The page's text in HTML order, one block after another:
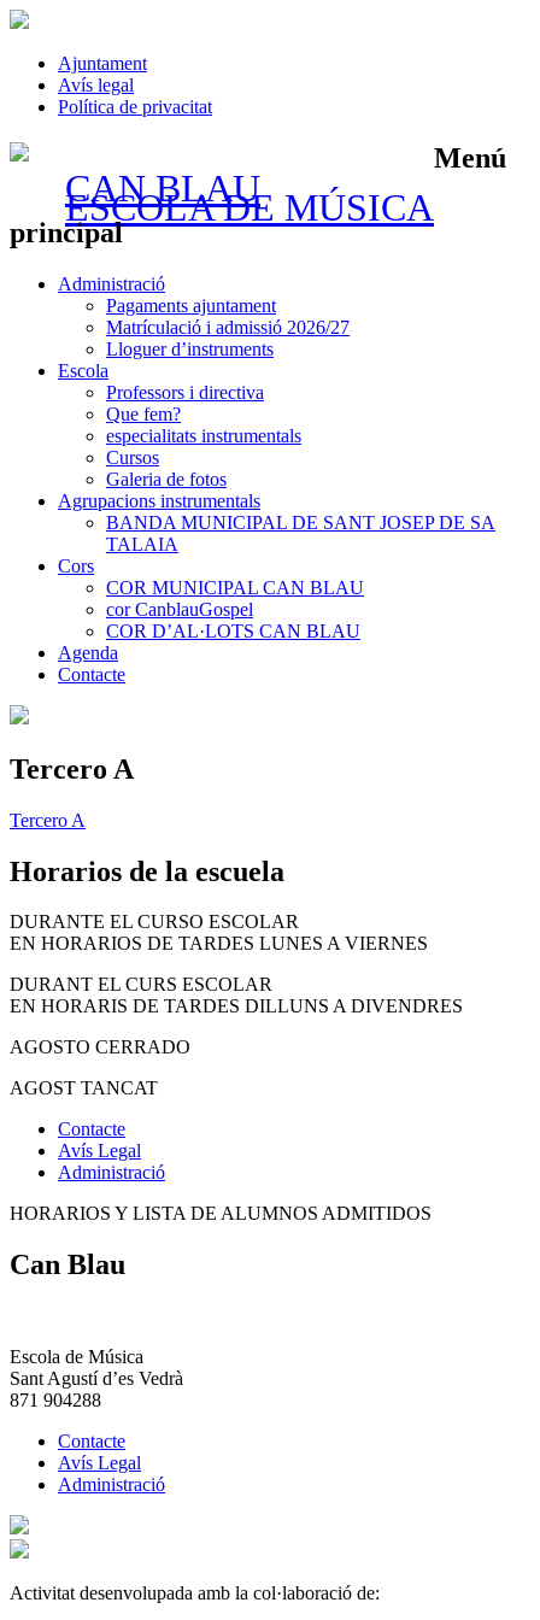
Ajuntament
Avís legal
Política de privacitat
CAN BLAU
ESCOLA DE MÚSICA
Menú
principal
Administració
Pagaments ajuntament
Matrículació i admissió 2026/27
Lloguer d’instruments
Escola
Professors i directiva
Que fem?
especialitats instrumentals
Cursos
Galeria de fotos
Agrupacions instrumentals
BANDA MUNICIPAL DE SANT JOSEP DE SA
TALAIA
Cors
COR MUNICIPAL CAN BLAU
cor CanblauGospel
COR D’AL·LOTS CAN BLAU
Agenda
Contacte
Tercero A
Tercero A
Horarios de la escuela
DURANTE EL CURSO ESCOLAR
EN HORARIOS DE TARDES LUNES A VIERNES
DURANT EL CURS ESCOLAR
EN HORARIS DE TARDES DILLUNS A DIVENDRES
AGOSTO CERRADO
AGOST TANCAT
Contacte
Avís Legal
Administració
HORARIOS Y LISTA DE ALUMNOS ADMITIDOS
Can Blau
Escola de Música
Sant Agustí d’es Vedrà
871 904288
Contacte
Avís Legal
Administració
Activitat desenvolupada amb la col·laboració de: